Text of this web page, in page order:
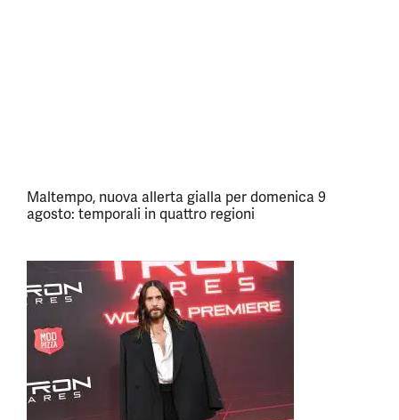
Maltempo, nuova allerta gialla per domenica 9
agosto: temporali in quattro regioni